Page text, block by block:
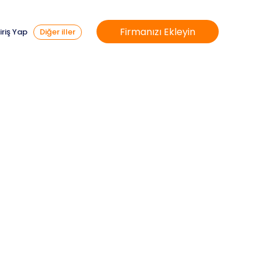
Yap Diğer iller Firmanızı Ekleyin